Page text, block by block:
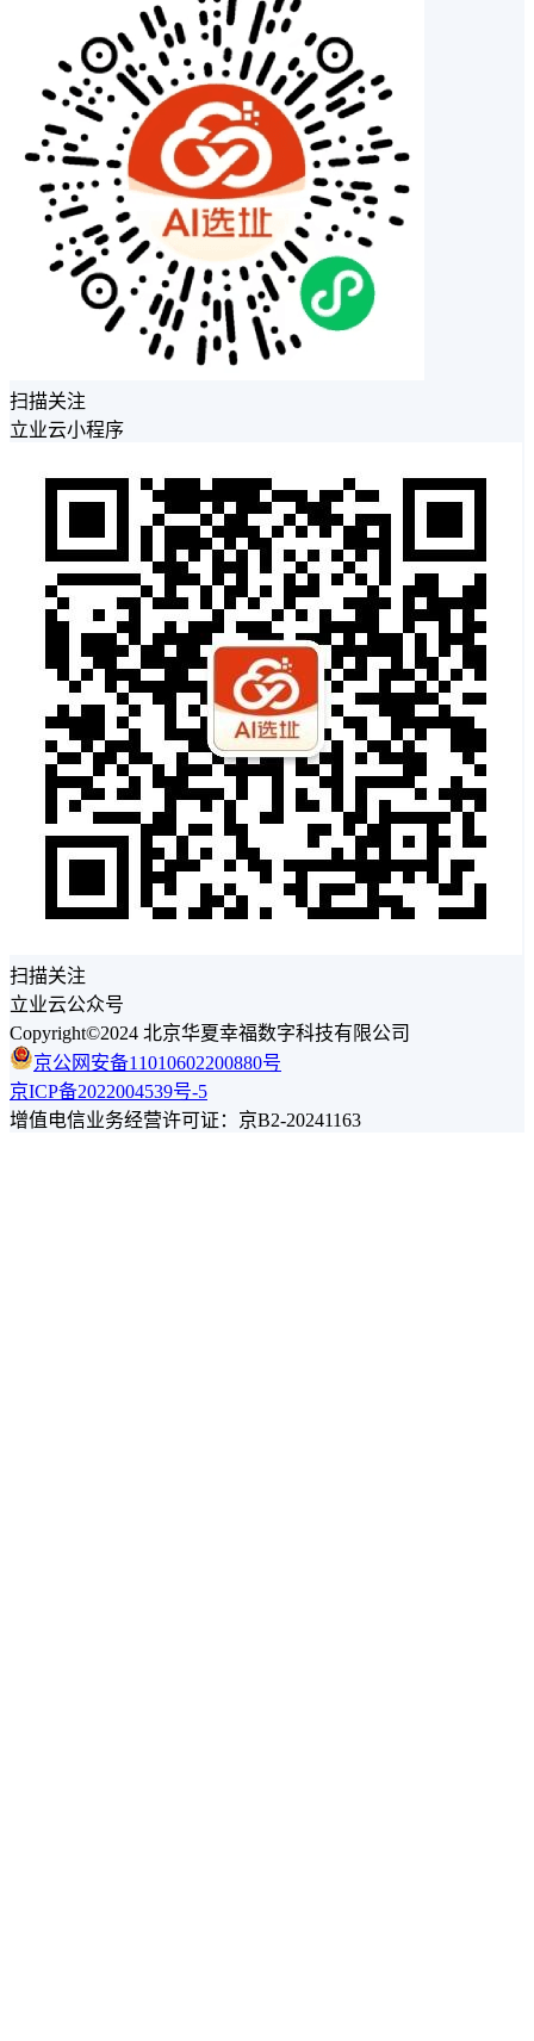
扫描关注
立业云小程序
扫描关注
立业云公众号
Copyright©2024 北京华夏幸福数字科技有限公司
京公网安备11010602200880号
京ICP备2022004539号-5
增值电信业务经营许可证：京B2-20241163